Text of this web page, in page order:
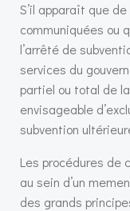
S’il apparaît que
communiquées ou
l’arrêté de
services du
partiel ou total de
envisageable
subvention
Les procédures de
au sein d’un
des grands